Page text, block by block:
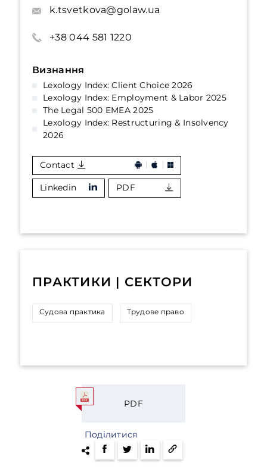
k.tsvetkova@golaw.ua
+38 044 581 1220
Визнання
Lexology Index: Client Choice 2026
Lexology Index: Employment & Labor 2025
The Legal 500 EMEA 2025
Lexology Index: Restructuring & Insolvency
2026
Contact
Linkedin PDF
ПРАКТИКИ | СЕКТОРИ
Судова практика Трудове право
PDF
Поділитися